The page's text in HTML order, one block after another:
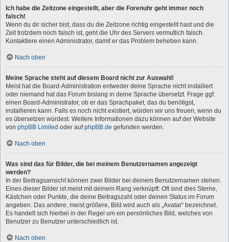
Ich habe die Zeitzone eingestellt, aber die Forenuhr geht immer noch
falsch!
Wenn du dir sicher bist, dass du die Zeitzone richtig eingestellt hast und die
Zeit trotzdem noch falsch ist, geht die Uhr des Servers vermutlich falsch.
Kontaktiere einen Administrator, damit er das Problem beheben kann.
Nach oben
Meine Sprache steht auf diesem Board nicht zur Auswahl!
Meist hat die Board-Administration entweder deine Sprache nicht installiert
oder niemand hat das Forum bislang in deine Sprache übersetzt. Frage ggf.
einen Board-Administrator, ob er das Sprachpaket, das du benötigst,
installieren kann. Falls es noch nicht existiert, würden wir uns freuen, wenn du
es übersetzen würdest. Weitere Informationen dazu können auf der Website
von phpBB Limited oder aufphpBB.de gefunden werden.
Nach oben
Was sind das für Bilder, die bei meinem Benutzernamen angezeigt
werden?
In der Beitragsansicht können zwei Bilder bei deinem Benutzernamen stehen.
Eines dieser Bilder ist meist mit deinem Rang verknüpft: Oft sind dies Sterne,
Kästchen oder Punkte, die deine Beitragszahl oder deinen Status im Forum
angeben. Das andere, meist größere, Bild wird auch als „Avatar“ bezeichnet.
Es handelt sich hierbei in der Regel um ein persönliches Bild, welches von
Benutzer zu Benutzer unterschiedlich ist.
Nach oben